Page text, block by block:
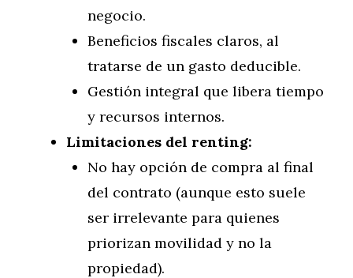
negocio.
Beneficios fiscales claros, al
tratarse de un gasto deducible.
Gestión integral que libera tiempo
y recursos internos.
Limitaciones del renting:
No hay opción de compra al final
del contrato (aunque esto suele
ser irrelevante para quienes
priorizan movilidad y no la
propiedad).